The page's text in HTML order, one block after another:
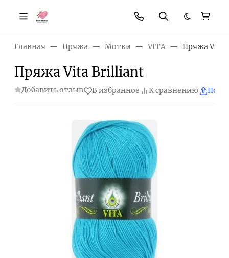
Темная
Главная Пряжа Мотки VITA Пряжа Vita
Пряжа Vita Brilliant
Добавить отзыв В избранное К сравнению